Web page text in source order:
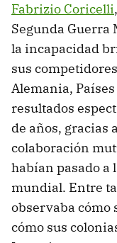
Fabrizio Coricelli
Segunda
la incapacidad
sus
Alemania,
resultados
de años, gracias
colaboración
habían pasado a
mundial. Entre
observaba cómo
cómo sus